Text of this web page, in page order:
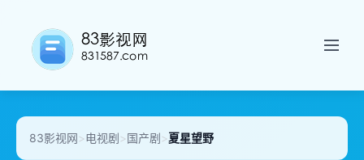
83影视网>电视剧>国产剧>夏星望野